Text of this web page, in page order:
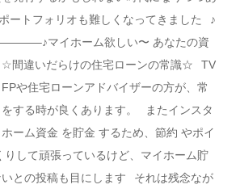
ートフォリオも難しくなってきました⠀♪
マイホーム欲しい〜 あなたの資
間違いだらけの住宅ローンの常識☆⠀TV
や住宅ローンアドバイザーの方が、常
する時が良くあります。⠀またインスタ
ーム資金 を貯金 するため、節約 やポイ
りして頑張っているけど、マイホーム貯
との投稿も目にします⠀それは残念なが